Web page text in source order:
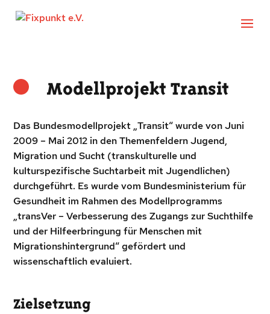
Modellprojekt Transit
Das Bundesmodellprojekt „Transit“ wurde von Juni
2009 – Mai 2012 in den Themenfeldern Jugend,
Migration und Sucht (transkulturelle und
kulturspezifische Suchtarbeit mit Jugendlichen)
durchgeführt. Es wurde vom Bundesministerium für
Gesundheit im Rahmen des Modellprogramms
„transVer – Verbesserung des Zugangs zur Suchthilfe
und der Hilfeerbringung für Menschen mit
Migrationshintergrund“ gefördert und
wissenschaftlich evaluiert.
Zielsetzung